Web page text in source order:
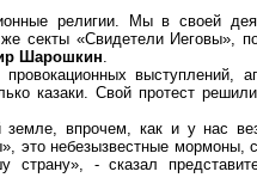
религии. Мы в своей
секты «Свидетели Иеговы»,
Шарошкин.
провокационных выступлений,
казаки. Свой протест
впрочем, как и у нас
это небезызвестные мормоны,
- сказал